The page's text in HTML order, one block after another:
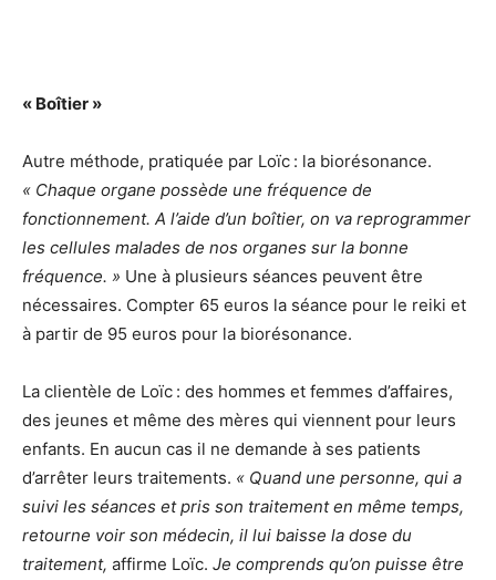
« Boîtier »
Autre méthode, pratiquée par Loïc : la biorésonance.
« Chaque organe possède une fréquence de
fonctionnement. A l’aide d’un boîtier, on va reprogrammer
les cellules malades de nos organes sur la bonne
fréquence. » Une à plusieurs séances peuvent être
nécessaires. Compter 65 euros la séance pour le reiki et
à partir de 95 euros pour la biorésonance.
La clientèle de Loïc : des hommes et femmes d’affaires,
des jeunes et même des mères qui viennent pour leurs
enfants. En aucun cas il ne demande à ses patients
d’arrêter leurs traitements. « Quand une personne, qui a
suivi les séances et pris son traitement en même temps,
retourne voir son médecin, il lui baisse la dose du
traitement, affirme Loïc. Je comprends qu’on puisse être